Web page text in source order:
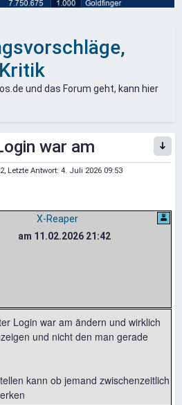
und das Forum geht, kann hier
war am
, Letzte Antwort: 4. Juli 2026 09:53
X-Reaper
am 11.02.2026 21:42
Login war am ändern und wirklich
und nicht den man gerade
kann ob jemand zwischenzeitlich